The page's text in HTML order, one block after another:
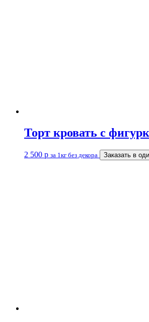
Торт кровать с
2 500 р за 1кг без декора Заказать в